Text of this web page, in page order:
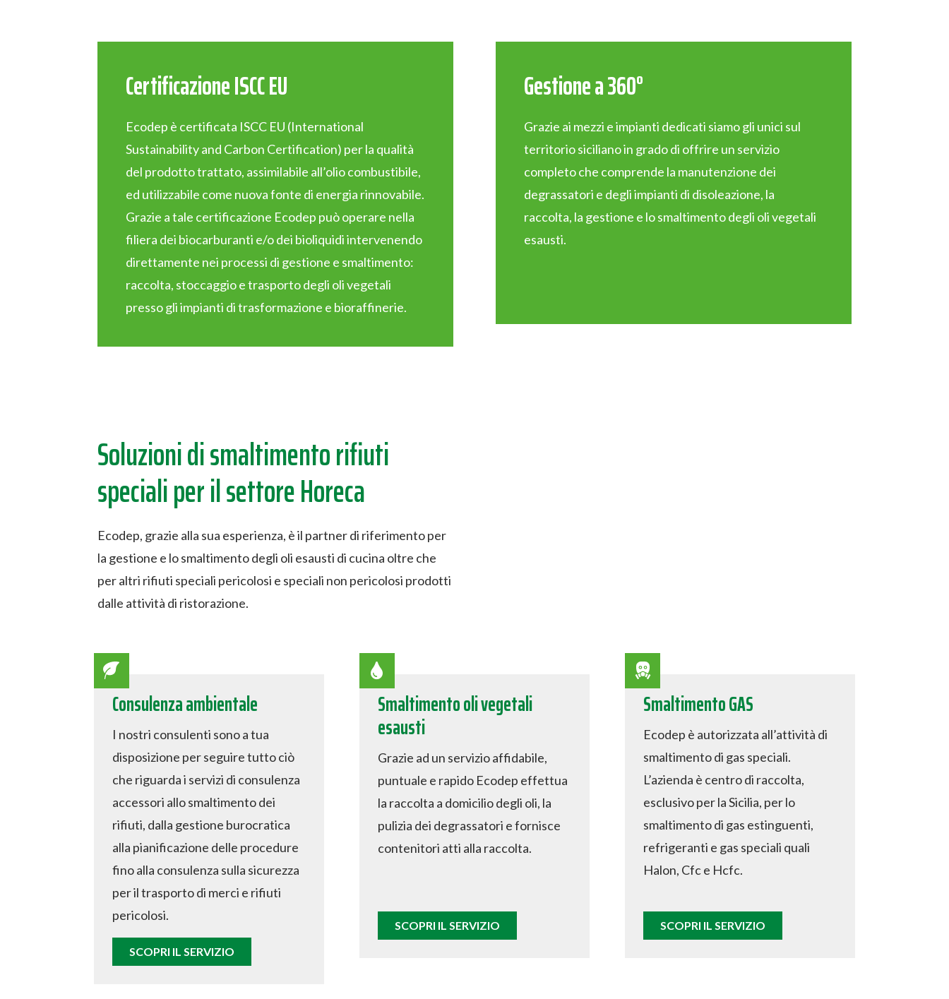
Certificazione ISCC EU
Ecodep è certificata ISCC EU (International
Sustainability and Carbon Certification) per la qualità
del prodotto trattato, assimilabile all’olio combustibile,
ed utilizzabile come nuova fonte di energia rinnovabile.
Grazie a tale certificazione Ecodep può operare nella
filiera dei biocarburanti e/o dei bioliquidi intervenendo
direttamente nei processi di gestione e smaltimento:
raccolta, stoccaggio e trasporto degli oli vegetali
presso gli impianti di trasformazione e bioraffinerie.
Gestione a 360°
Grazie ai mezzi e impianti dedicati siamo gli unici sul
territorio siciliano in grado di offrire un servizio
completo che comprende la manutenzione dei
degrassatori e degli impianti di disoleazione, la
raccolta, la gestione e lo smaltimento degli oli vegetali
esausti.
Soluzioni di smaltimento rifiuti
speciali per il settore Horeca
Ecodep, grazie alla sua esperienza, è il partner di riferimento per
la gestione e lo smaltimento degli oli esausti di cucina oltre che
per altri rifiuti speciali pericolosi e speciali non pericolosi prodotti
dalle attività di ristorazione.
Consulenza ambientale
I nostri consulenti sono a tua
disposizione per seguire tutto ciò
che riguarda i servizi di consulenza
accessori allo smaltimento dei
rifiuti, dalla gestione burocratica
alla pianificazione delle procedure
fino alla consulenza sulla sicurezza
per il trasporto di merci e rifiuti
pericolosi.
SCOPRI IL SERVIZIO
Smaltimento oli vegetali
esausti
Grazie ad un servizio affidabile,
puntuale e rapido Ecodep effettua
la raccolta a domicilio degli oli, la
pulizia dei degrassatori e fornisce
contenitori atti alla raccolta.
SCOPRI IL SERVIZIO
Smaltimento GAS
Ecodep è autorizzata all’attività di
smaltimento di gas speciali.
L’azienda è centro di raccolta,
esclusivo per la Sicilia, per lo
smaltimento di gas estinguenti,
refrigeranti e gas speciali quali
Halon, Cfc e Hcfc.
SCOPRI IL SERVIZIO